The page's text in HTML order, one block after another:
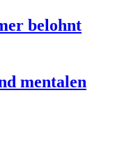
belohnt
mentalen